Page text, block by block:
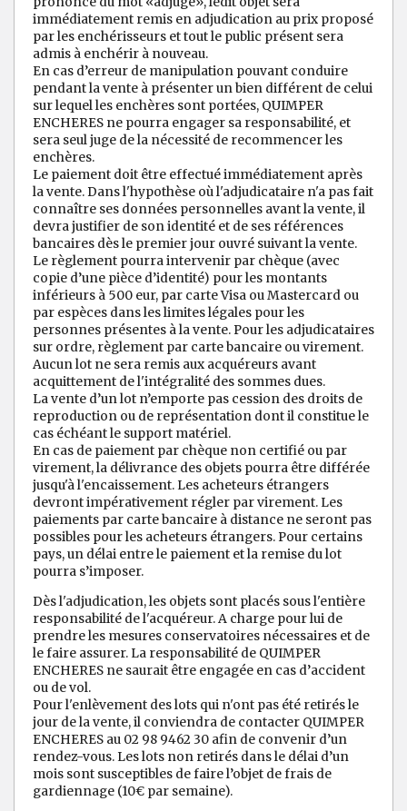
immédiatement remis en adjudication au prix proposé
par les enchérisseurs et tout le public présent sera
admis à enchérir à nouveau.
En cas d’erreur de manipulation pouvant conduire
pendant la vente à présenter un bien différent de celui
sur lequel les enchères sont portées, QUIMPER
ENCHERES ne pourra engager sa responsabilité, et
sera seul juge de la nécessité de recommencer les
enchères.
Le paiement doit être effectué immédiatement après
la vente. Dans l'hypothèse où l'adjudicataire n'a pas fait
connaître ses données personnelles avant la vente, il
devra justifier de son identité et de ses références
bancaires dès le premier jour ouvré suivant la vente.
Le règlement pourra intervenir par chèque (avec
copie d’une pièce d’identité) pour les montants
inférieurs à 500 eur, par carte Visa ou Mastercard ou
par espèces dans les limites légales pour les
personnes présentes à la vente. Pour les adjudicataires
sur ordre, règlement par carte bancaire ou virement.
Aucun lot ne sera remis aux acquéreurs avant
acquittement de l'intégralité des sommes dues.
La vente d’un lot n’emporte pas cession des droits de
reproduction ou de représentation dont il constitue le
cas échéant le support matériel.
En cas de paiement par chèque non certifié ou par
virement, la délivrance des objets pourra être différée
jusqu'à l'encaissement. Les acheteurs étrangers
devront impérativement régler par virement. Les
paiements par carte bancaire à distance ne seront pas
possibles pour les acheteurs étrangers. Pour certains
pays, un délai entre le paiement et la remise du lot
pourra s’imposer.
Dès l'adjudication, les objets sont placés sous l'entière
responsabilité de l'acquéreur. A charge pour lui de
prendre les mesures conservatoires nécessaires et de
le faire assurer. La responsabilité de QUIMPER
ENCHERES ne saurait être engagée en cas d’accident
ou de vol.
Pour l'enlèvement des lots qui n'ont pas été retirés le
jour de la vente, il conviendra de contacter QUIMPER
ENCHERES au 02 98 9462 30 afin de convenir d’un
rendez-vous. Les lots non retirés dans le délai d’un
mois sont susceptibles de faire l’objet de frais de
gardiennage (10€ par semaine).